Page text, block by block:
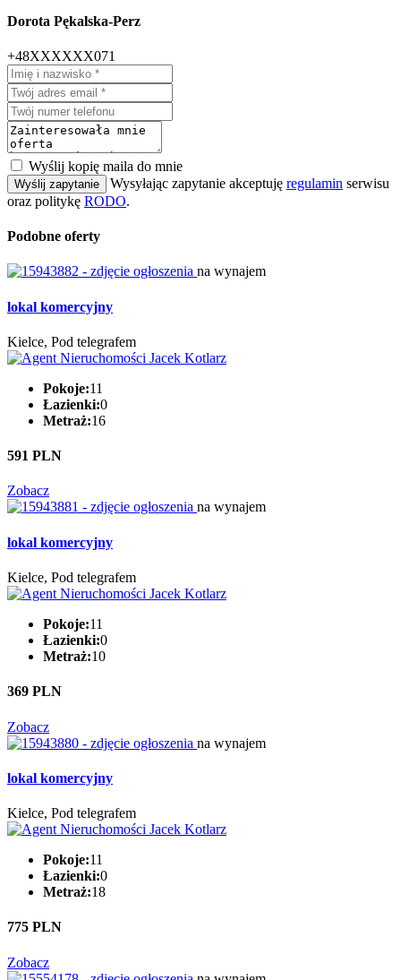
Dorota Pękalska-Perz
+48XXXXXX071
Wyślij kopię maila do mnie
Wyślij zapytanie Wysyłając zapytanie akceptuję regulamin serwisu
oraz politykę RODO.
Podobne oferty
na wynajem
lokal komercyjny
Kielce, Pod telegrafem
Pokoje:11
Łazienki:0
Metraż:16
591 PLN
Zobacz
na wynajem
lokal komercyjny
Kielce, Pod telegrafem
Pokoje:11
Łazienki:0
Metraż:10
369 PLN
Zobacz
na wynajem
lokal komercyjny
Kielce, Pod telegrafem
Pokoje:11
Łazienki:0
Metraż:18
775 PLN
Zobacz